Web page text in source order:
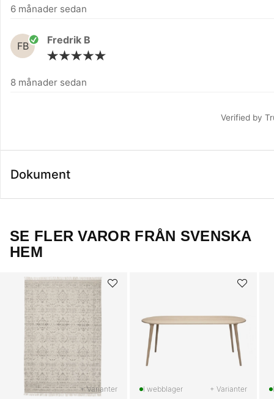
6 månader sedan
FB Fredrik B
8 månader sedan
Verified by
Dokument
SE FLER VAROR FRÅN SVENSKA
HEM
+ Varianter + Varianter